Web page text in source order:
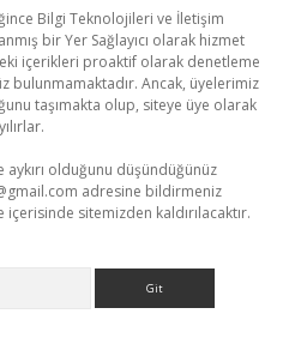
Bilgi Teknolojileri ve İletişim
bir Yer Sağlayıcı olarak hizmet
içerikleri proaktif olarak denetleme
bulunmamaktadır. Ancak, üyelerimiz
taşımakta olup, siteye üye olarak
olduğunu düşündüğünüz
adresine bildirmeniz
sitemizden kaldırılacaktır.